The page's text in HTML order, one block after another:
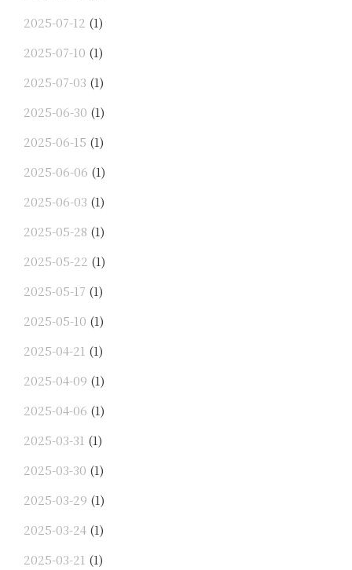
2025-07-12 (1)
2025-07-10 (1)
2025-07-03 (1)
2025-06-30 (1)
2025-06-15 (1)
2025-06-06 (1)
2025-06-03 (1)
2025-05-28 (1)
2025-05-22 (1)
2025-05-17 (1)
2025-05-10 (1)
2025-04-21 (1)
2025-04-09 (1)
2025-04-06 (1)
2025-03-31 (1)
2025-03-30 (1)
2025-03-29 (1)
2025-03-24 (1)
2025-03-21 (1)